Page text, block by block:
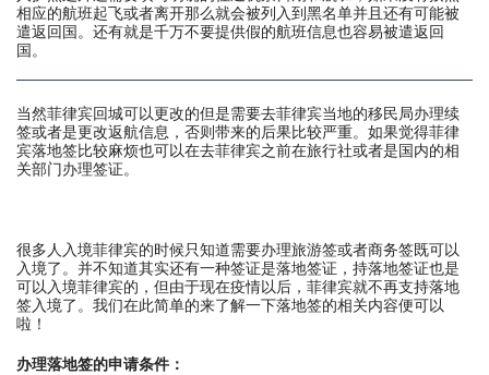
相应的航班起飞或者离开那么就会被列入到黑名单并且还有可能被
遣返回国。还有就是千万不要提供假的航班信息也容易被遣返回
国。
当然菲律宾回城可以更改的但是需要去菲律宾当地的移民局办理续
签或者是更改返航信息，否则带来的后果比较严重。如果觉得菲律
宾落地签比较麻烦也可以在去菲律宾之前在旅行社或者是国内的相
关部门办理签证。
很多人入境菲律宾的时候只知道需要办理旅游签或者商务签既可以
入境了。并不知道其实还有一种签证是落地签证，持落地签证也是
可以入境菲律宾的，但由于现在疫情以后，菲律宾就不再支持落地
签入境了。我们在此简单的来了解一下落地签的相关内容便可以
啦！
办理落地签的申请条件：